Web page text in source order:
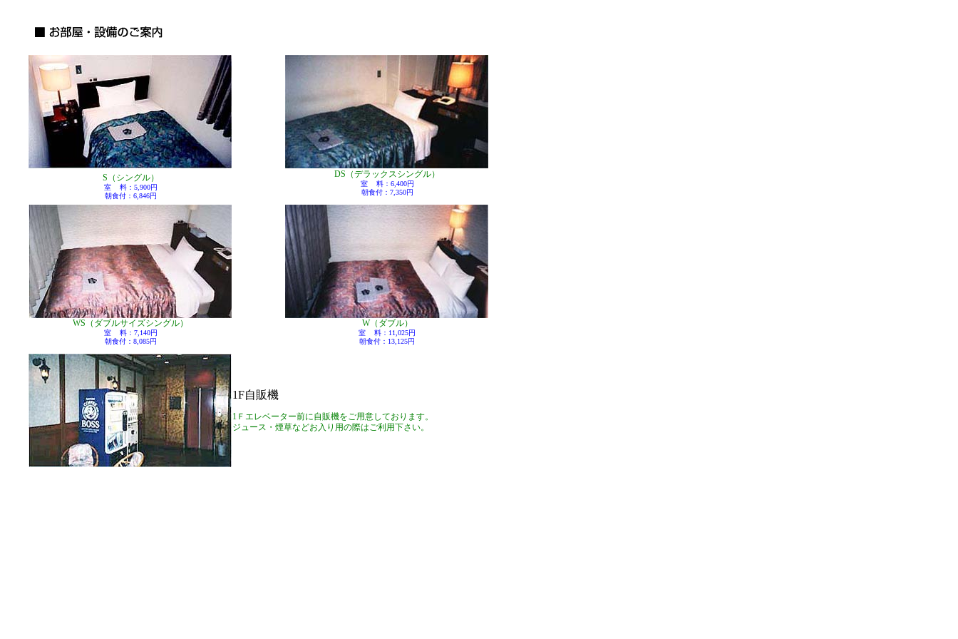
S（シングル）
室
料：5,900円
朝食付：6,846円
DS（デラックスシングル）
室
料：6,400円
朝食付：7,350円
WS（ダブルサイズシングル）
室
料：7,140円
朝食付：8,085円
W（ダブル）
室
料：11,025円
朝食付：13,125円
1F自販機
1Ｆエレベーター前に自販機をご用意しております。
ジュース・煙草などお入り用の際はご利用下さい。